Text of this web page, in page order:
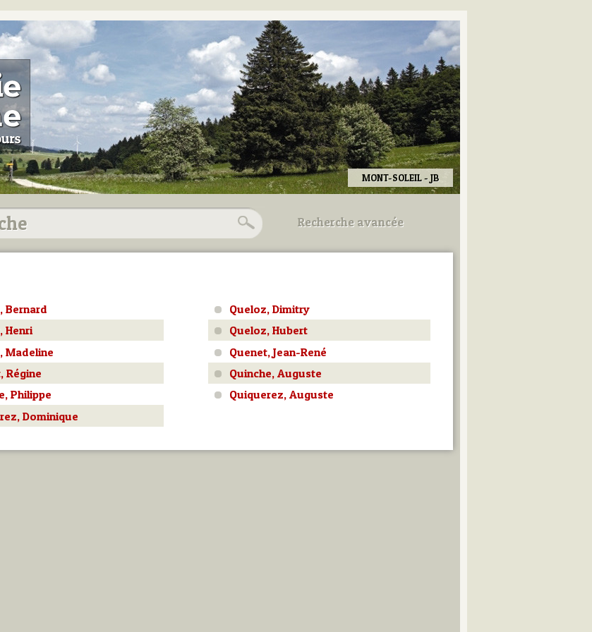
MONT-SOLEIL - JB
Recherche avancée
Utilisez les champs ci-dessous
Bernard
Queloz, Dimitry
Henri
Queloz, Hubert
Madeline
Quenet, Jean-René
Régine
Quinche, Auguste
Philippe
Quiquerez, Auguste
Dominique